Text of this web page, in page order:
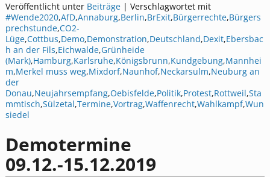
Veröffentlicht unter Beiträge| Verschlagwortet mit
#Wende2020,AfD,Annaburg,Berlin,BrExit,Bürgerrechte,Bürgers
prechstunde,CO2-
Lüge,Cottbus,Demo,Demonstration,Deutschland,Dexit,Ebersbac
h an der Fils,Eichwalde,Grünheide
(Mark),Hamburg,Karlsruhe,Königsbrunn,Kundgebung,Mannhei
m,Merkel muss weg,Mixdorf,Naunhof,Neckarsulm,Neuburg an
der
Donau,Neujahrsempfang,Oebisfelde,Politik,Protest,Rottweil,Sta
mmtisch,Sülzetal,Termine,Vortrag,Waffenrecht,Wahlkampf,Wun
siedel
Demotermine
09.12.-15.12.2019